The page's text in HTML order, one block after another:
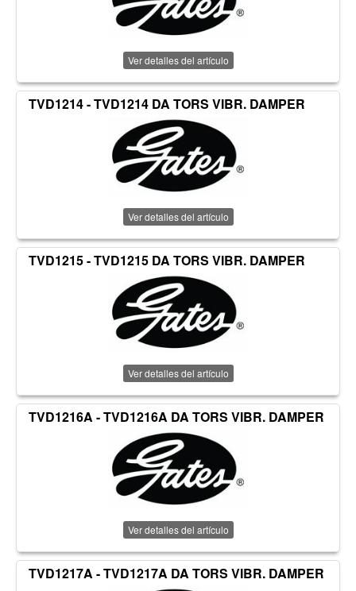
Ver detalles del artículo
TVD1214 - TVD1214 DA TORS VIBR. DAMPER
Ver detalles del artículo
TVD1215 - TVD1215 DA TORS VIBR. DAMPER
Ver detalles del artículo
TVD1216A - TVD1216A DA TORS VIBR. DAMPER
Ver detalles del artículo
TVD1217A - TVD1217A DA TORS VIBR. DAMPER